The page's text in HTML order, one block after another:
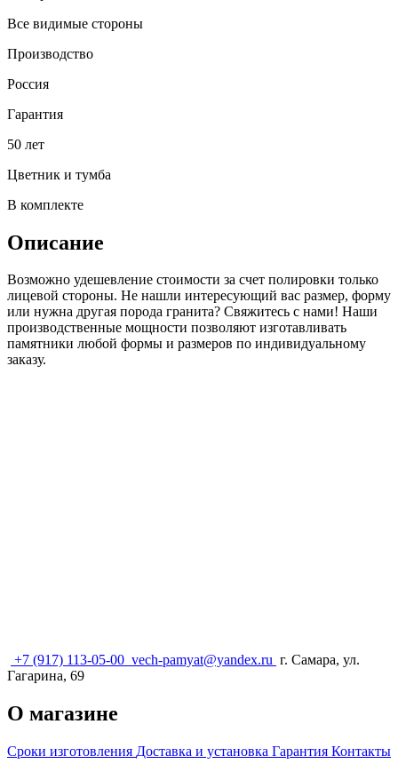
Все видимые стороны
Производство
Россия
Гарантия
50 лет
Цветник и тумба
В комплекте
Описание
Возможно удешевление стоимости за счет полировки только
лицевой стороны. Не нашли интересующий вас размер, форму
или нужна другая порода гранита? Свяжитесь с нами! Наши
производственные мощности позволяют изготавливать
памятники любой формы и размеров по индивидуальному
заказу.
+7 (917) 113-05-00 vech-pamyat@yandex.ru г. Самара, ул.
Гагарина, 69
О магазине
Сроки изготовления Доставка и установка Гарантия Контакты